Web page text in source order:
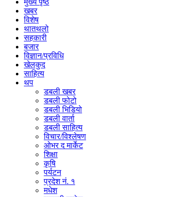
मुख्य पृष्ठ
खबर
विशेष
थातथलो
सहकारी
बजार
विज्ञान/प्रविधि
खेलकुद
साहित्य
थप
डबली खबर
डबली फोटो
डबली भिडियो
डबली वार्ता
डबली साहित्य
विचार/विश्‍लेषण
ओभर द मार्केट
शिक्षा
कृषि
पर्यटन
प्रदेश नं. १
मधेश